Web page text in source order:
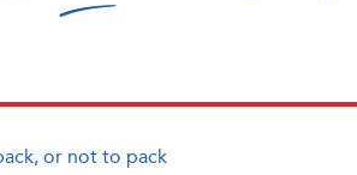
or not to pack